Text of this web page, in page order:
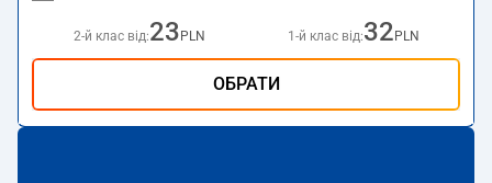
2-й клас від:23 PLN 1-й клас від:32 PLN
ОБРАТИ